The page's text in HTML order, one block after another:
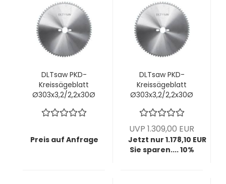
DLTsaw PKD-
Kreissägeblatt
Ø303x3,2/2,2x30Ø
Saubere Schnitte
zähen Materialien
Preis auf Anfrage
DLTsaw PKD-
Kreissägeblatt
Ø303x3,2/2,2x30Ø
Perfekte
Schnittkante OHNE
Vorritzaggregat
UVP 1.309,00 EUR
Jetzt nur 1.178,10 EUR
Sie sparen.... 10%